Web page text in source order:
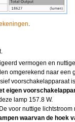
.
vermogen en
omgerekend naar een
voorschakelapparaat
eigen
lamp 157.8 W.
voor nuttige
waarvan de hoek